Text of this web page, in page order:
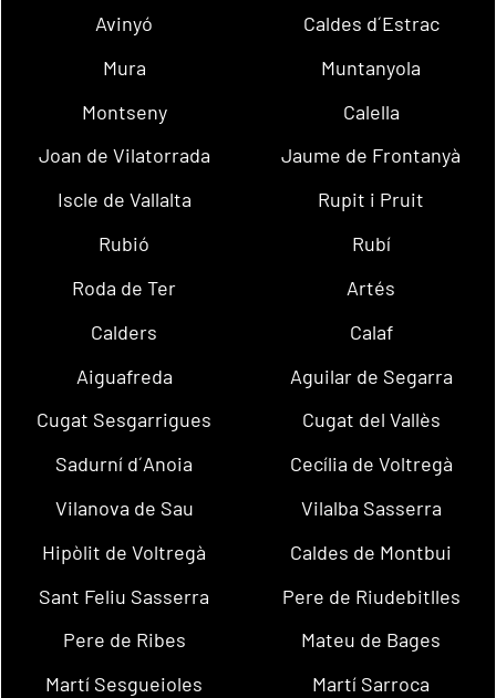
Avinyó
Caldes d´Estrac
Mura
Muntanyola
Montseny
Calella
Joan de Vilatorrada
Jaume de Frontanyà
Iscle de Vallalta
Rupit i Pruit
Rubió
Rubí
Roda de Ter
Artés
Calders
Calaf
Aiguafreda
Aguilar de Segarra
Cugat Sesgarrigues
Cugat del Vallès
Sadurní d´Anoia
Cecília de Voltregà
Vilanova de Sau
Vilalba Sasserra
Hipòlit de Voltregà
Caldes de Montbui
Sant Feliu Sasserra
Pere de Riudebitlles
Pere de Ribes
Mateu de Bages
Martí Sesgueioles
Martí Sarroca